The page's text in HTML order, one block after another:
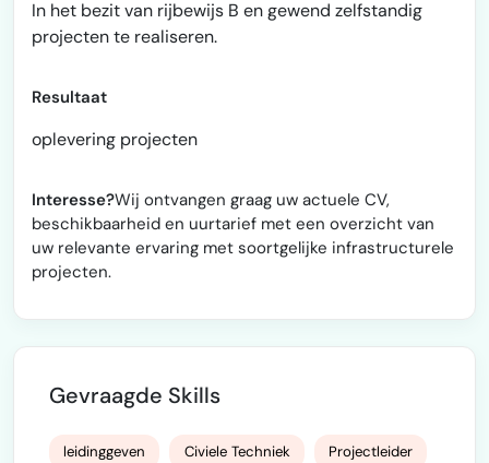
In het bezit van rijbewijs B en gewend zelfstandig
projecten te realiseren.
Resultaat
oplevering projecten
Interesse?Wij ontvangen graag uw actuele CV,
beschikbaarheid en uurtarief met een overzicht van
uw relevante ervaring met soortgelijke infrastructurele
projecten.
Gevraagde Skills
leidinggeven Civiele Techniek Projectleider